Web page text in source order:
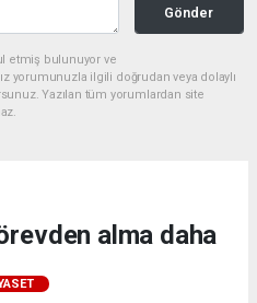
Gönder
etmiş bulunuyor ve
yorumunuzla ilgili doğrudan veya dolaylı
Yazılan tüm yorumlardan site
alma daha